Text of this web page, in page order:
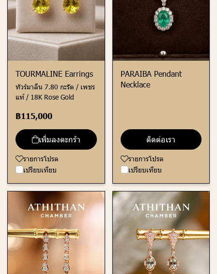
TOURMALINE Earrings
ทัวร์มาลีน 7.80 กะรัต / เพชร
แท้ / 18K Rose Gold
฿115,000
เพิ่มลงตะกร้า
รายการโปรด
เปรียบเทียบ
PARAIBA Pendant
Necklace
ติดต่อเรา
รายการโปรด
เปรียบเทียบ